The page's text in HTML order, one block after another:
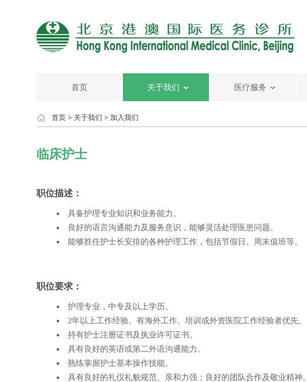
首页 关于我们 医疗服务
首页 > 关于我们 > 加入我们
临床护士
职位描述：
具备护理专业知识和业务能力。
良好的语言沟通能力及服务意识，能够灵活处理医患问题。
能够胜任护士长安排的各种护理工作，包括节假日、周末值班等。
职位要求：
护理专业，中专及以上学历。
2年以上工作经验。有海外工作、培训或外资医院工作经验者优先。
持有护士注册证书及执业许可证书。
具有良好的英语或第二外语沟通能力。
熟练掌握护士基本操作技能。
具有良好的礼仪礼貌规范、亲和力强；良好的团队合作及敬业精神。